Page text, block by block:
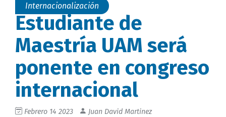
Internacionalización
Estudiante de
Maestría UAM será
ponente en congreso
internacional
Febrero 14 2023
Juan David Martinez